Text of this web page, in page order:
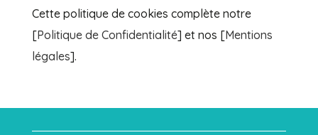
Cette politique de cookies complète notre
[Politique de Confidentialité] et nos [Mentions
légales].